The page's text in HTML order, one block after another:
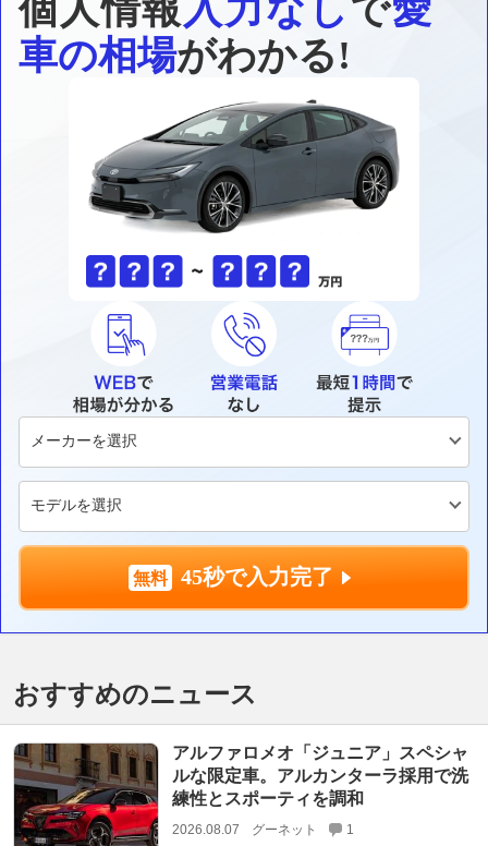
個人情報入力なし で愛
車の相場がわかる!
45秒で入力完了
おすすめのニュース
アルファロメオ「ジュニア」スペシャ
ルな限定車。アルカンターラ採用で洗
練性とスポーティを調和
2026.08.07 グーネット 1